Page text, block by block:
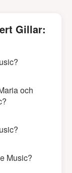
Gillar:
och
Music?